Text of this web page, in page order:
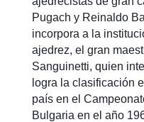
Pugach y Reinaldo
incorpora a la
ajedrez, el gran
Sanguinetti, quien
logra la clasificación
país en el
Bulgaria en el año